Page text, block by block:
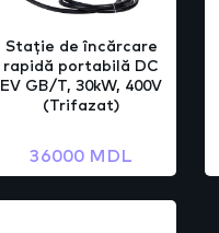
Stație de încărcare
rapidă portabilă DC
EV GB/T, 30kW, 400V
(Trifazat)
36000 MDL